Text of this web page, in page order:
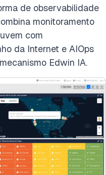
de observabilidade
monitoramento
com
da Internet e AIOps
Edwin IA.